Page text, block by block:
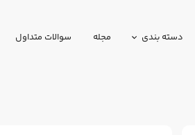
دسته بندی مجله سوالات متداول